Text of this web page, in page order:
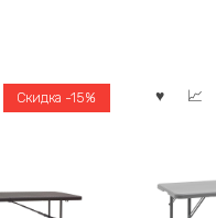
Скидка -15%